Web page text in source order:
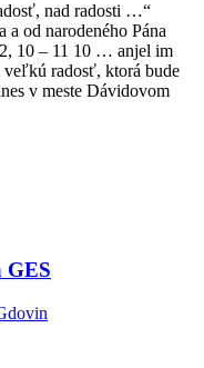
nad radosti …“
od narodeného Pána
10 – 11 10 … anjel im
veľkú radosť, ktorá bude
v meste Dávidovom
GES